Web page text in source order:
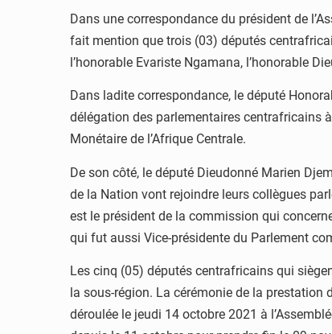
Dans une correspondance du président de
fait mention que trois (03) députés
l’honorable Evariste Ngamana, l’honorable
Dans ladite correspondance, le député
délégation des parlementaires centrafricains
Monétaire de l’Afrique Centrale.
De son côté, le député Dieudonné Marien
de la Nation vont rejoindre leurs collègues
est le président de la commission qui
qui fut aussi Vice-présidente du Parlement
Les cinq (05) députés centrafricains qui
la sous-région. La cérémonie de la prestation
déroulée le jeudi 14 octobre 2021 à